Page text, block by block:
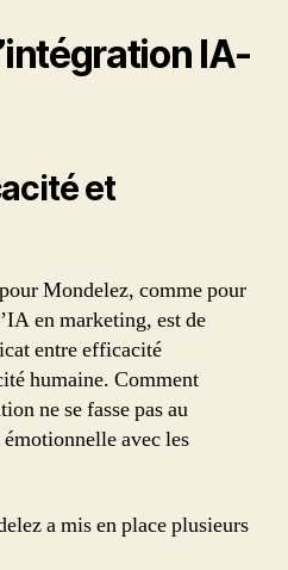
IA-
et
Mondelez, comme pour
en marketing, est de
entre efficacité
humaine. Comment
ne se fasse pas au
avec les
a mis en place plusieurs